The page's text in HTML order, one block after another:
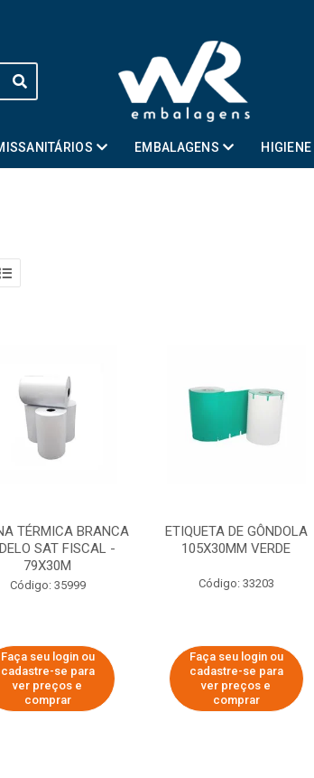
EMBALAGENS
TÉRMICA BRANCA
SAT FISCAL -
79X30M
Código: 35999
Faça seu login ou
cadastre-se para
ver preços e
comprar
ETIQUETA DE GÔNDOLA
105X30MM VERDE
Código: 33203
Faça seu login ou
cadastre-se para
ver preços e
comprar